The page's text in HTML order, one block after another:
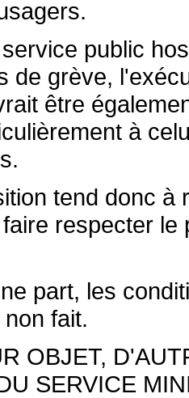
public
de grève,
être
à
tend donc à
respecter
part, les
fait.
OBJET,
SERVICE